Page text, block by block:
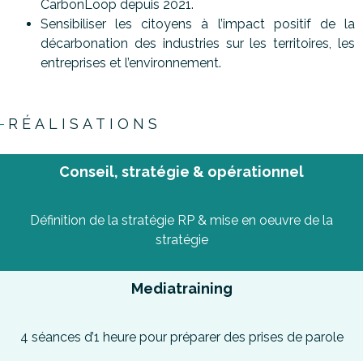
CarbonLoop depuis 2021.
Sensibiliser les citoyens à l’impact positif de la
décarbonation des industries sur les territoires, les
entreprises et l’environnement.
RÉALISATIONS
Conseil, stratégie & opérationnel
Définition de la stratégie RP & mise en oeuvre de la
stratégie
Mediatraining
4 séances d’1 heure pour préparer des prises de parole